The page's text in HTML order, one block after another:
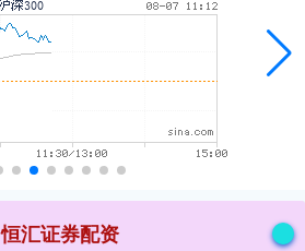
恒汇证券配资